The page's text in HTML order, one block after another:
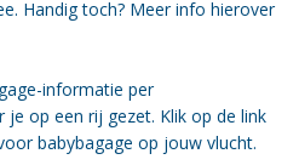
Handig toch? Meer info hierover
informatie per
op een rij gezet. Klik op de link
babybagage op jouw vlucht.